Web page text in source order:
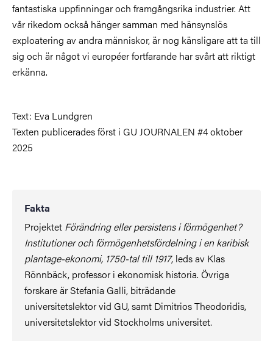
fantastiska uppfinningar och framgångsrika industrier. Att
vår rikedom också hänger samman med hänsynslös
exploatering av andra människor, är nog känsligare att ta till
sig och är något vi européer fortfarande har svårt att riktigt
erkänna.
Text: Eva Lundgren
Texten publicerades först i GU JOURNALEN #4 oktober
2025
Fakta
Projektet Förändring eller persistens i förmögenhet?
Institutioner och förmögenhetsfördelning i en karibisk
plantage-ekonomi, 1750-tal till 1917, leds av Klas
Rönnbäck, professor i ekonomisk historia. Övriga
forskare är Stefania Galli, biträdande
universitetslektor vid GU, samt Dimitrios Theodoridis,
universitetslektor vid Stockholms universitet.